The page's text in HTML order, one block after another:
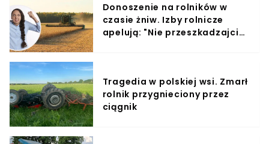
Donoszenie na rolników w
czasie żniw. Izby rolnicze
apelują: "Nie przeszkadzajcie
Tragedia w polskiej wsi. Zmarł
rolnik przygnieciony przez
ciągnik